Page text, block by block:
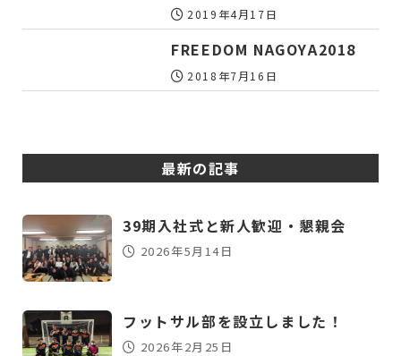
2019年4月17日
FREEDOM NAGOYA2018
2018年7月16日
最新の記事
39期入社式と新人歓迎・懇親会
2026年5月14日
フットサル部を設立しました！
2026年2月25日